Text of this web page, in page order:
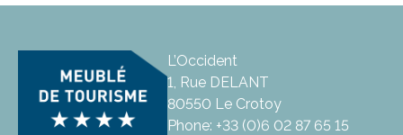
L’Occident
1, Rue DELANT
80550 Le Crotoy
Phone: +33 (0)6 02 87 65 15